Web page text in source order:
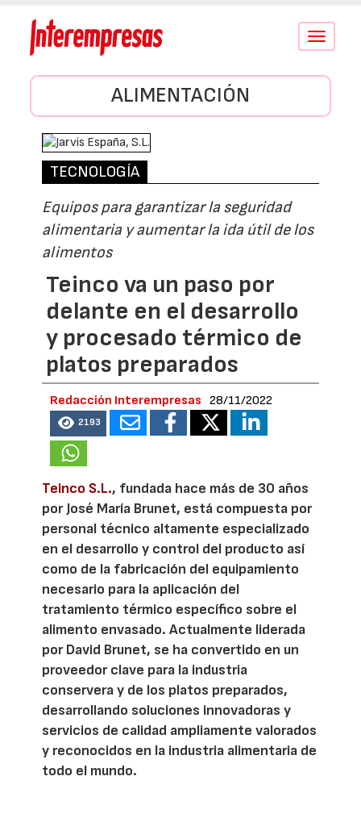
Conmutar
ALIMENTACIÓN
TECNOLOGÍA
Equipos para garantizar la seguridad
alimentaria y aumentar la ida útil de los
alimentos
Teinco va un paso por
delante en el desarrollo
y procesado térmico de
platos preparados
Redacción Interempresas 28/11/2022
2193
Teinco S.L., fundada hace más de 30 años
por José María Brunet, está compuesta por
personal técnico altamente especializado
en el desarrollo y control del producto así
como de la fabricación del equipamiento
necesario para la aplicación del
tratamiento térmico específico sobre el
alimento envasado. Actualmente liderada
por David Brunet, se ha convertido en un
proveedor clave para la industria
conservera y de los platos preparados,
desarrollando soluciones innovadoras y
servicios de calidad ampliamente valorados
y reconocidos en la industria alimentaria de
todo el mundo.